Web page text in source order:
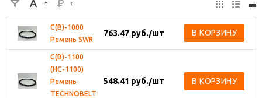
С(В)-1000
Ремень SWR
763.47 руб./шт В КОРЗИНУ
С(В)-1100
(HC-1100)
Ремень
TECHNOBELT
548.41 руб./шт В КОРЗИНУ